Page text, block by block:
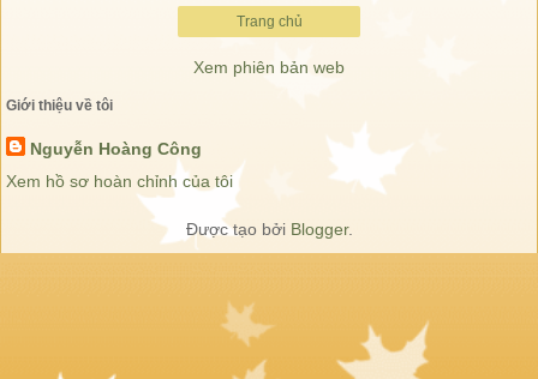
Trang chủ
Xem phiên bản web
Giới thiệu về tôi
Nguyễn Hoàng Công
Xem hồ sơ hoàn chỉnh của tôi
Được tạo bởi Blogger.